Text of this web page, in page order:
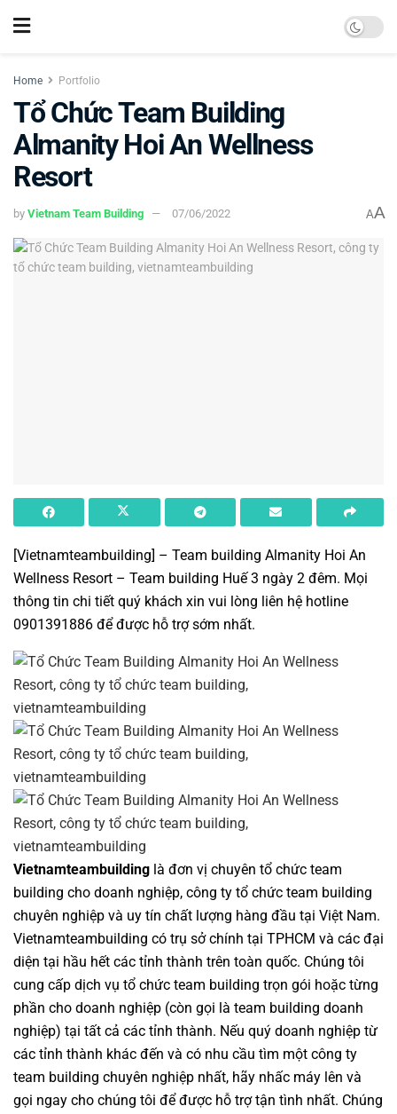
Home Portfolio
Tổ Chức Team Building
Almanity Hoi An Wellness
Resort
by Vietnam Team Building 07/06/2022 AA
[Vietnamteambuilding] – Team building Almanity Hoi An
Wellness Resort – Team building Huế 3 ngày 2 đêm. Mọi
thông tin chi tiết quý khách xin vui lòng liên hệ hotline
0901391886 để được hỗ trợ sớm nhất.
Vietnamteambuilding là đơn vị chuyên tổ chức team
building cho doanh nghiệp, công ty tổ chức team building
chuyên nghiệp và uy tín chất lượng hàng đầu tại Việt Nam.
Vietnamteambuilding có trụ sở chính tại TPHCM và các đại
diện tại hầu hết các tỉnh thành trên toàn quốc. Chúng tôi
cung cấp dịch vụ tổ chức team building trọn gói hoặc từng
phần cho doanh nghiệp (còn gọi là team building doanh
nghiệp) tại tất cả các tỉnh thành. Nếu quý doanh nghiệp từ
các tỉnh thành khác đến và có nhu cầu tìm một công ty
team building chuyên nghiệp nhất, hãy nhấc máy lên và
gọi ngay cho chúng tôi để được hỗ trợ tận tình nhất. Chúng